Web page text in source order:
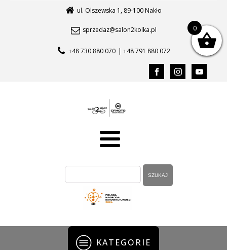
ul. Olszewska 1, 89-100 Nakło
sprzedaz@salon2kolka.pl
+48 730 880 070 | +48 791 880 072
KATEGORIE
0